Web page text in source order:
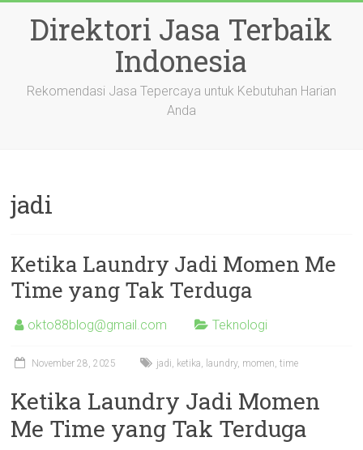
contentDirektori Jasa Terbaik
Indonesia
Rekomendasi Jasa Tepercaya untuk Kebutuhan Harian
Anda
jadi
Ketika Laundry Jadi Momen Me
Time yang Tak Terduga
okto88blog@gmail.com Teknologi
November 28, 2025 jadi, ketika, laundry, momen,time
Ketika Laundry Jadi Momen
Me Time yang Tak Terduga